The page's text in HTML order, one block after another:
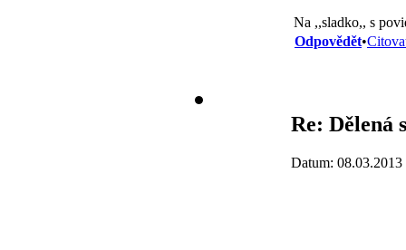
Na ,,sladko,, s
Odpovědět•
Re: Dělená
Datum: 08.03.2013